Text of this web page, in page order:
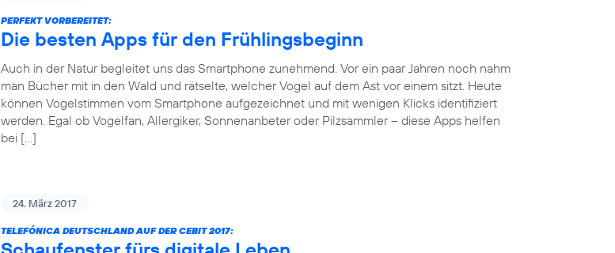
PERFEKT VORBEREITET:
Die besten Apps für den Frühlingsbeginn
Auch in der Natur begleitet uns das Smartphone zunehmend. Vor ein paar Jahren noch nahm
man Bücher mit in den Wald und rätselte, welcher Vogel auf dem Ast vor einem sitzt. Heute
können Vogelstimmen vom Smartphone aufgezeichnet und mit wenigen Klicks identifiziert
werden. Egal ob Vogelfan, Allergiker, Sonnenanbeter oder Pilzsammler – diese Apps helfen
bei […]
24. März 2017
TELEFÓNICA DEUTSCHLAND AUF DER CEBIT 2017: